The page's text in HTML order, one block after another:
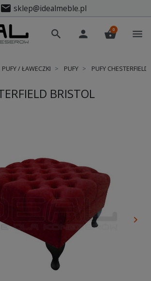
mail sklep@idealmeble.pl
search person shopping_basket
0 menu
PUFY / ŁAWECZKI PUFY PUFY CHESTERFIELD
BRISTOL
keyboard_arrow_right